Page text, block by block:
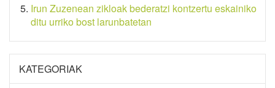
Irun Zuzenean zikloak bederatzi kontzertu eskainiko
ditu urriko bost larunbatetan
KATEGORIAK